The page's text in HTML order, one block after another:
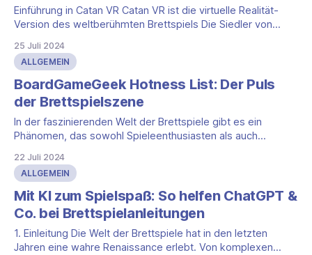
Einführung in Catan VR Catan VR ist die virtuelle Realität-
Version des weltberühmten Brettspiels Die Siedler von
wurde. Die digitale Umsetzung wurde von Experiment 7 in
Zusammenarbeit mit Catan Studio und Asmodee Digital
entwickelt und bringt das klassische Spielerlebnis in eine
völlig
25 Juli 2024
ALLGEMEIN
BoardGameGeek Hotness List: Der Puls
der Brettspielszene
In der faszinierenden Welt der Brettspiele gibt es ein
Phänomen, das sowohl Spieleenthusiasten als auch
BoardGameGeek Hotness List. Diese dynamische Rangliste
ist mehr als nur eine Auflistung populärer Spiele – sie ist der
digitale Puls der globalen Brettspielszene. Aber was genau
ist die BGG Hotness List,
22 Juli 2024
ALLGEMEIN
Mit KI zum Spielspaß: So helfen ChatGPT &
Co. bei Brettspielanleitungen
1. Einleitung Die Welt der Brettspiele hat in den letzten
Jahren eine wahre Renaissance erlebt. Von komplexen